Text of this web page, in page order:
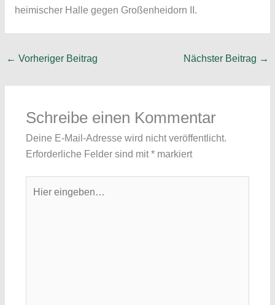
heimischer Halle gegen Großenheidorn II.
← Vorheriger Beitrag Nächster Beitrag →
Schreibe einen Kommentar
Deine E-Mail-Adresse wird nicht veröffentlicht.
Erforderliche Felder sind mit*markiert
eingeben…